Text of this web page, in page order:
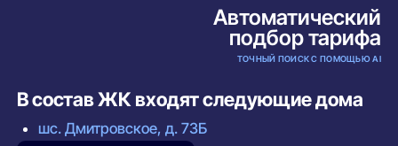
Автоматический
подбор тарифа
ТОЧНЫЙ ПОИСК С ПОМОЩЬЮ AI
В состав ЖК входят следующие дома
шс. Дмитровское, д. 73Б